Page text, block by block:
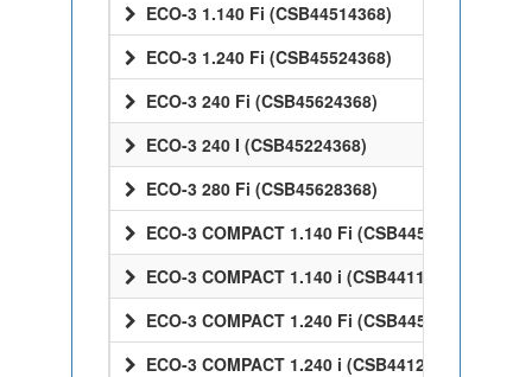
ECO-3 1.140 Fi (CSB44514368)
ECO-3 1.240 Fi (CSB45524368)
ECO-3 240 Fi (CSB45624368)
ECO-3 240 I (CSB45224368)
ECO-3 280 Fi (CSB45628368)
ECO-3 COMPACT 1.140 Fi (CSB44514368)
ECO-3 COMPACT 1.140 i (CSB44114368)
ECO-3 COMPACT 1.240 Fi (CSB44524368)
ECO-3 COMPACT 1.240 i (CSB44124368)